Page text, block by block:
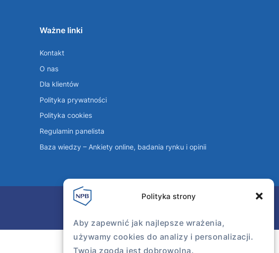
Polityka strony
Aby zapewnić jak najlepsze wrażenia,
używamy cookies do analizy i personalizacji.
Twoja zgoda jest dobrowolna.
Ważne linki
Kontakt
O nas
Dla klientów
Polityka prywatności
Polityka cookies
Regulamin panelista
Baza wiedzy – Ankiety online, badania rynku i opinii